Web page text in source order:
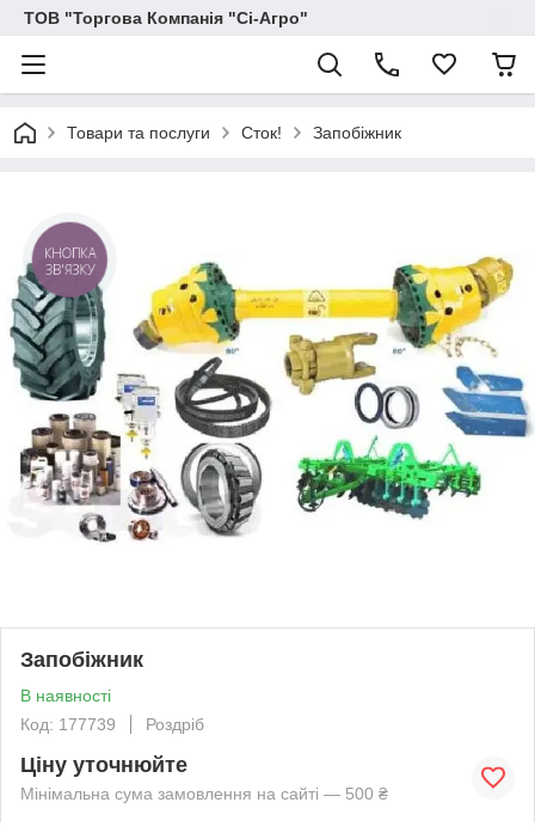
ТОВ "Торгова Компанія "Сі-Агро"
Товари та послуги Сток! Запобіжник
Запобіжник
В наявності
Код: 177739
Роздріб
Ціну уточнюйте
Мінімальна сума замовлення на сайті — 500 ₴
КНОПКА
ЗВ'ЯЗКУ